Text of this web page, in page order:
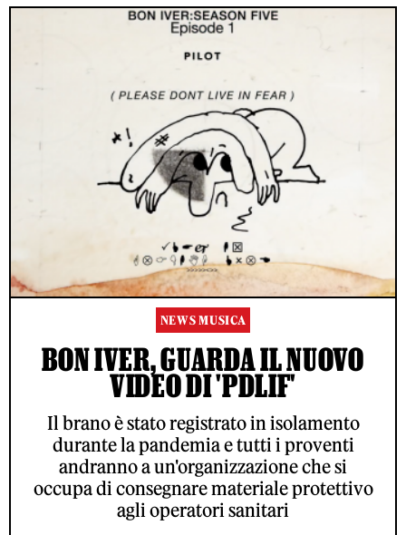
NEWS MUSICA
BON IVER, GUARDA IL NUOVO
VIDEO DI 'PDLIF'
Il brano è stato registrato in isolamento
durante la pandemia e tutti i proventi
andranno a un'organizzazione che si
occupa di consegnare materiale protettivo
agli operatori sanitari